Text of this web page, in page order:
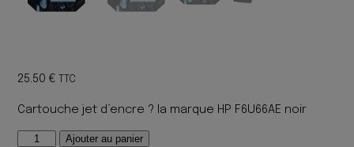
25.50€ TTC
Cartouche jet d’encre ? la marque HP F6U66AE noir
quantité Ajouter au panier